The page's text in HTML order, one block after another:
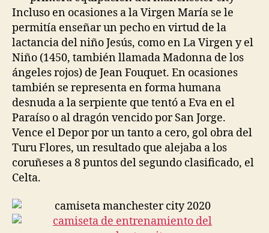
Incluso en ocasiones a la Virgen María se le
permitía enseñar un pecho en virtud de la
lactancia del niño Jesús, como en La Virgen y el
Niño (1450, también llamada Madonna de los
ángeles rojos) de Jean Fouquet. En ocasiones
también se representa en forma humana
desnuda a la serpiente que tentó a Eva en el
Paraíso o al dragón vencido por San Jorge.
Vence el Depor por un tanto a cero, gol obra del
Turu Flores, un resultado que alejaba a los
coruñeses a 8 puntos del segundo clasificado, el
Celta.